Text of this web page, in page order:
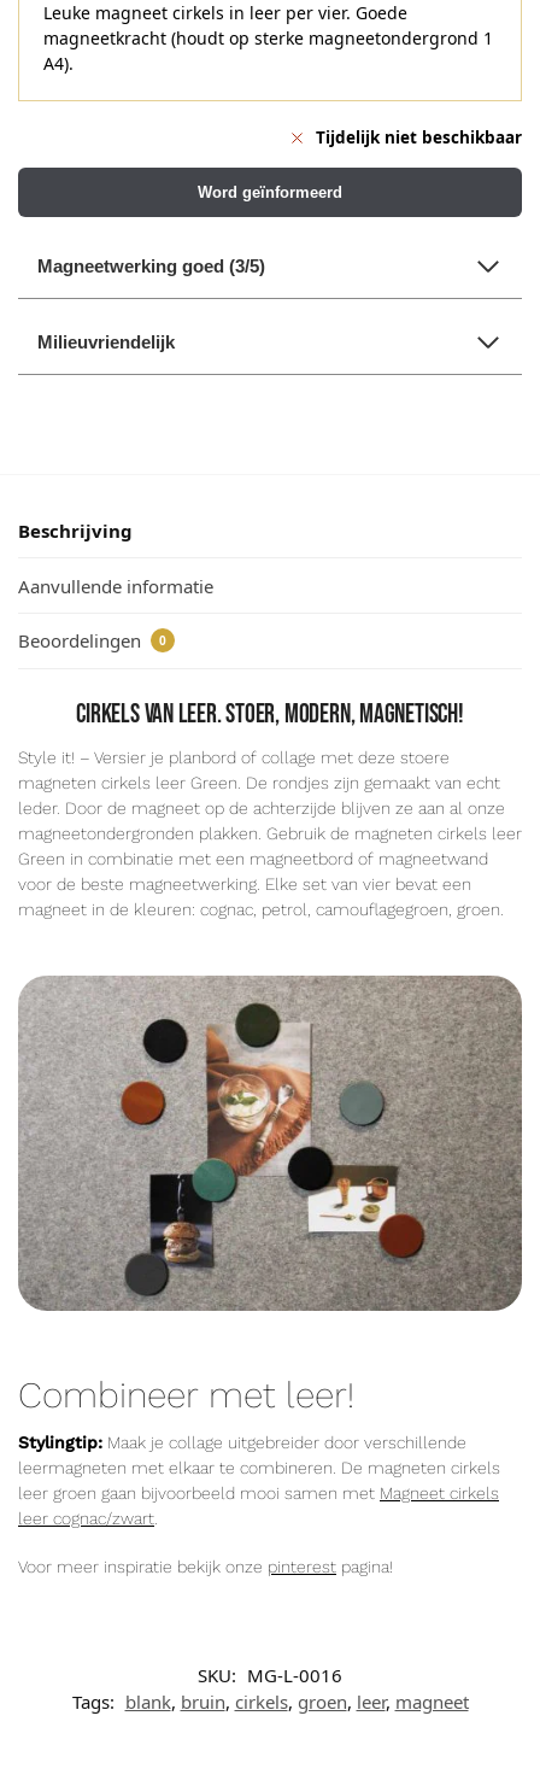
Leuke magneet cirkels in leer per vier. Goede
magneetkracht (houdt op sterke magneetondergrond 1
A4).
Tijdelijk niet beschikbaar
Word geïnformeerd
Magneetwerking goed (3/5)
Milieuvriendelijk
Beschrijving
Aanvullende informatie
Beoordelingen 0
cirkels van leer. Stoer, modern, magnetisch!
Style it! – Versier je planbord of collage met deze stoere
magneten cirkels leer Green. De rondjes zijn gemaakt van echt
leder. Door de magneet op de achterzijde blijven ze aan al onze
magneetondergronden plakken. Gebruik de magneten cirkels leer
Green in combinatie met een magneetbord of magneetwand
voor de beste magneetwerking. Elke set van vier bevat een
magneet in de kleuren: cognac, petrol, camouflagegroen, groen.
Combineer met leer!
Stylingtip: Maak je collage uitgebreider door verschillende
leermagneten met elkaar te combineren. De magneten cirkels
leer groen gaan bijvoorbeeld mooi samen met Magneet cirkels
leer cognac/zwart
Voor meer inspiratie bekijk onze pinterest pagina!
SKU: MG-L-0016
Tags: blank, bruin, cirkels, groen, leer, magneet